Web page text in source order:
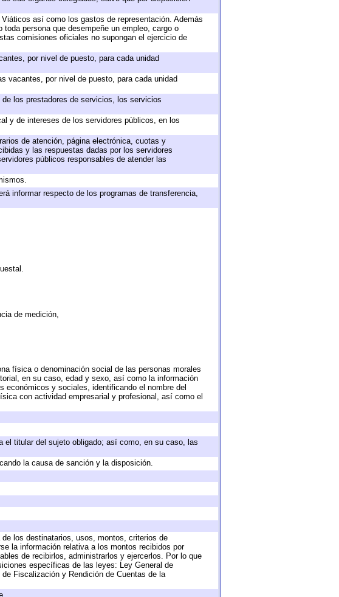
así como los gastos de representación. Además
persona que desempeñe un empleo, cargo o
comisiones oficiales no supongan el ejercicio de
por nivel de puesto, para cada unidad
vacantes, por nivel de puesto, para cada unidad
los prestadores de servicios, los servicios
y de intereses de los servidores públicos, en los
de atención, página electrónica, cuotas y
y las respuestas dadas por los servidores
públicos responsables de atender las
informar respecto de los programas de transferencia,
de medición,
física o denominación social de las personas morales
en su caso, edad y sexo, así como la información
económicos y sociales, identificando el nombre del
con actividad empresarial y profesional, así como el
el titular del sujeto obligado; así como, en su caso, las
la causa de sanción y la disposición.
los destinatarios, usos, montos, criterios de
la información relativa a los montos recibidos por
de recibirlos, administrarlos y ejercerlos. Por lo que
específicas de las leyes: Ley General de
Fiscalización y Rendición de Cuentas de la